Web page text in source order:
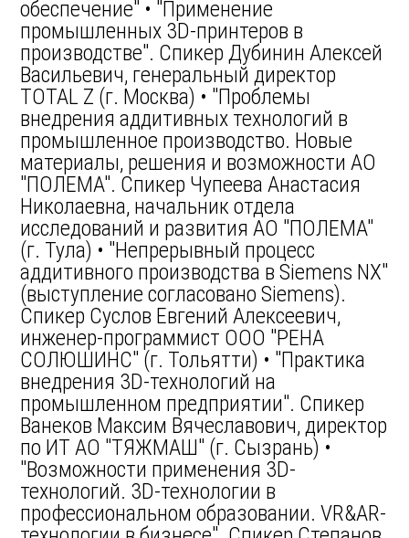
обеспечение" • "Применение
промышленных 3D-принтеров в
производстве". Спикер Дубинин Алексей
Васильевич, генеральный директор
TOTAL Z (г. Москва) • "Проблемы
внедрения аддитивных технологий в
промышленное производство. Новые
материалы, решения и возможности АО
"ПОЛЕМА". Спикер Чупеева Анастасия
Николаевна, начальник отдела
исследований и развития АО "ПОЛЕМА"
(г. Тула) • "Непрерывный процесс
аддитивного производства в Siemens NX"
(выступление согласовано Siemens).
Спикер Суслов Евгений Алексеевич,
инженер-программист ООО "РЕНА
СОЛЮШИНС" (г. Тольятти) • "Практика
внедрения 3D-технологий на
промышленном предприятии". Спикер
Ванеков Максим Вячеславович, директор
по ИТ АО "ТЯЖМАШ" (г. Сызрань) •
"Возможности применения 3D-
технологий. 3D-технологии в
профессиональном образовании. VR&AR-